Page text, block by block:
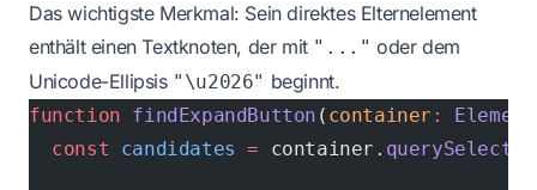
Das wichtigste Merkmal: Sein direktes Elternelement
enthält einen Textknoten, der mit "..." oder dem
Unicode-Ellipsis "\u2026" beginnt.
function findExpandButton ( container : Element
  const
candidates = container.